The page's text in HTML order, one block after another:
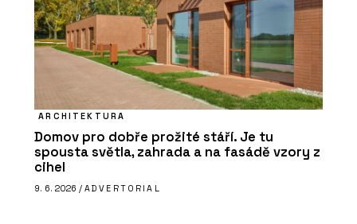
ARCHITEKTURA
Domov pro dobře prožité stáří. Je tu
spousta světla, zahrada a na fasádě vzory z
cihel
9. 6. 2026 / ADVERTORIAL